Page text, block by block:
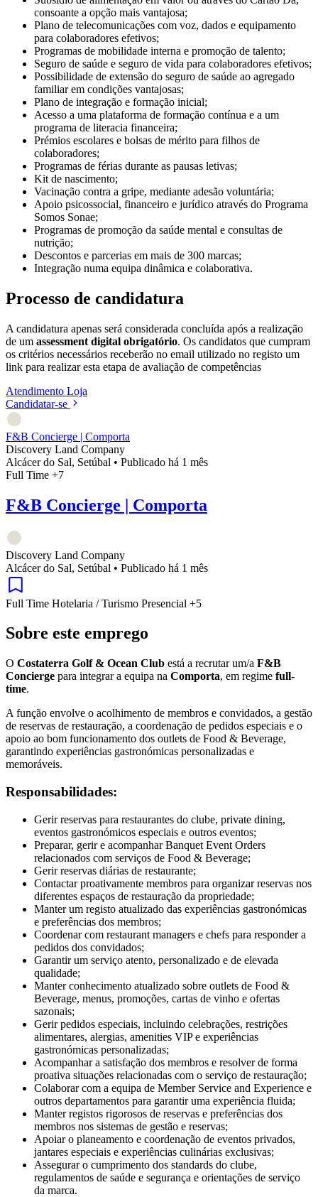
consoante a opção mais vantajosa;
Plano de telecomunicações com voz, dados e equipamento
para colaboradores efetivos;
Programas de mobilidade interna e promoção de talento;
Seguro de saúde e seguro de vida para colaboradores efetivos;
Possibilidade de extensão do seguro de saúde ao agregado
familiar em condições vantajosas;
Plano de integração e formação inicial;
Acesso a uma plataforma de formação contínua e a um
programa de literacia financeira;
Prémios escolares e bolsas de mérito para filhos de
colaboradores;
Programas de férias durante as pausas letivas;
Kit de nascimento;
Vacinação contra a gripe, mediante adesão voluntária;
Apoio psicossocial, financeiro e jurídico através do Programa
Somos Sonae;
Programas de promoção da saúde mental e consultas de
nutrição;
Descontos e parcerias em mais de 300 marcas;
Integração numa equipa dinâmica e colaborativa.
Processo de candidatura
A candidatura apenas será considerada concluída após a realização
de um assessment digital obrigatório. Os candidatos que cumpram
os critérios necessários receberão no email utilizado no registo um
link para realizar esta etapa de avaliação de competências
Atendimento Loja
Candidatar-se
F&B Concierge | Comporta
Discovery Land Company
Alcácer do Sal, Setúbal • Publicado há 1 mês
Full Time +7
F&B Concierge | Comporta
Discovery Land Company
Alcácer do Sal, Setúbal • Publicado há 1 mês
Full Time Hotelaria / Turismo Presencial +5
Sobre este emprego
O Costaterra Golf & Ocean Club está a recrutar um/a F&B
Concierge para integrar a equipa na Comporta, em regime full-
time.
A função envolve o acolhimento de membros e convidados, a gestão
de reservas de restauração, a coordenação de pedidos especiais e o
apoio ao bom funcionamento dos outlets de Food & Beverage,
garantindo experiências gastronómicas personalizadas e
memoráveis.
Responsabilidades:
Gerir reservas para restaurantes do clube, private dining,
eventos gastronómicos especiais e outros eventos;
Preparar, gerir e acompanhar Banquet Event Orders
relacionados com serviços de Food & Beverage;
Gerir reservas diárias de restaurante;
Contactar proativamente membros para organizar reservas nos
diferentes espaços de restauração da propriedade;
Manter um registo atualizado das experiências gastronómicas
e preferências dos membros;
Coordenar com restaurant managers e chefs para responder a
pedidos dos convidados;
Garantir um serviço atento, personalizado e de elevada
qualidade;
Manter conhecimento atualizado sobre outlets de Food &
Beverage, menus, promoções, cartas de vinho e ofertas
sazonais;
Gerir pedidos especiais, incluindo celebrações, restrições
alimentares, alergias, amenities VIP e experiências
gastronómicas personalizadas;
Acompanhar a satisfação dos membros e resolver de forma
proativa situações relacionadas com o serviço de restauração;
Colaborar com a equipa de Member Service and Experience e
outros departamentos para garantir uma experiência fluida;
Manter registos rigorosos de reservas e preferências dos
membros nos sistemas de gestão e reservas;
Apoiar o planeamento e coordenação de eventos privados,
jantares especiais e experiências culinárias exclusivas;
Assegurar o cumprimento dos standards do clube,
regulamentos de saúde e segurança e orientações de serviço
da marca.